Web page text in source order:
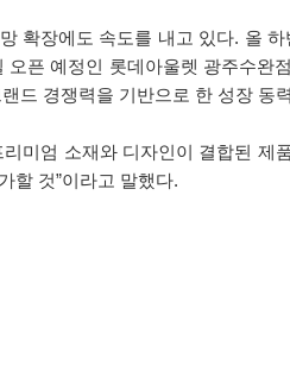
확장에도 속도를 내고 있다. 올
오픈 예정인 롯데아울렛 광주수완
드 경쟁력을 기반으로 한 성장 동
리미엄 소재와 디자인이 결합된
할 것”이라고 말했다.